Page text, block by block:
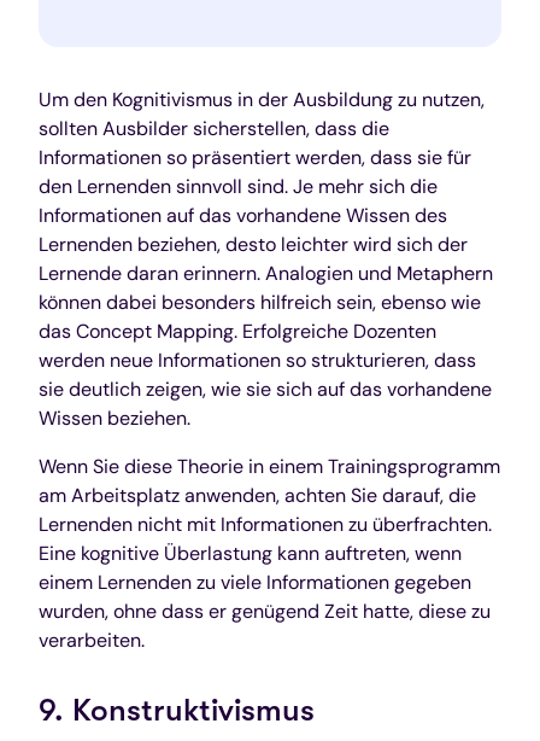
Um den Kognitivismus in der Ausbildung zu nutzen,
sollten Ausbilder sicherstellen, dass die
Informationen so präsentiert werden, dass sie für
den Lernenden sinnvoll sind. Je mehr sich die
Informationen auf das vorhandene Wissen des
Lernenden beziehen, desto leichter wird sich der
Lernende daran erinnern. Analogien und Metaphern
können dabei besonders hilfreich sein, ebenso wie
das Concept Mapping. Erfolgreiche Dozenten
werden neue Informationen so strukturieren, dass
sie deutlich zeigen, wie sie sich auf das vorhandene
Wissen beziehen.
Wenn Sie diese Theorie in einem Trainingsprogramm
am Arbeitsplatz anwenden, achten Sie darauf, die
Lernenden nicht mit Informationen zu überfrachten.
Eine kognitive Überlastung kann auftreten, wenn
einem Lernenden zu viele Informationen gegeben
wurden, ohne dass er genügend Zeit hatte, diese zu
verarbeiten.
9. Konstruktivismus